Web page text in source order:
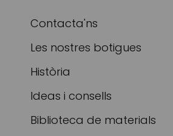
Contacta'ns
Les nostres botigues
Història
Ideas i consells
Biblioteca de materials